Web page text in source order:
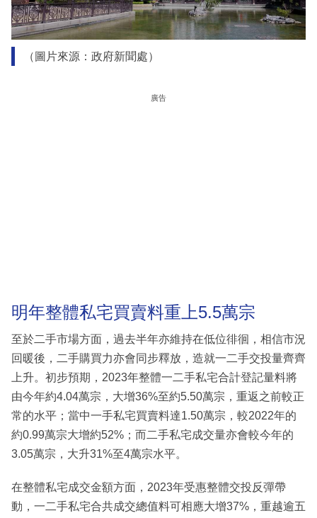
（圖片來源：政府新聞處）
廣告
明年整體私宅買賣料重上5.5萬宗
至於二手市場方面，過去半年亦維持在低位徘徊，相信市況
回暖後，二手購買力亦會同步釋放，造就一二手交投量齊齊
上升。初步預期，2023年整體一二手私宅合計登記量料將
由今年約4.04萬宗，大增36%至約5.50萬宗，重返之前較正
常的水平；當中一手私宅買賣料達1.50萬宗，較2022年的
約0.99萬宗大增約52%；而二手私宅成交量亦會較今年的
3.05萬宗，大升31%至4萬宗水平。
在整體私宅成交金額方面，2023年受惠整體交投反彈帶
動，一二手私宅合共成交總值料可相應大增37%，重越逾五